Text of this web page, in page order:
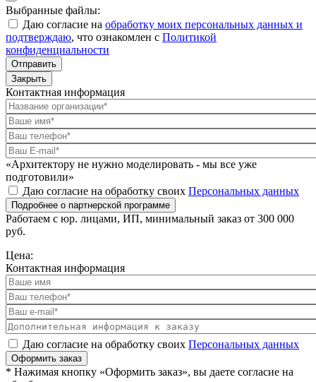
Выбранные файлы:
Даю согласие на обработку моих персональных данных и
подтверждаю, что ознакомлен с Политикой
конфиденциальности
Отправить
Закрыть
Контактная информация
«Архитектору не нужно моделировать - мы все уже
подготовили»
Даю согласие на обработку своих Персональных данных
Подробнее о партнерской программе
Работаем с юр. лицами, ИП, минимальный заказ от 300 000
руб.
Цена:
Контактная информация
Даю согласие на обработку своих Персональных данных
Оформить заказ
* Нажимая кнопку «Оформить заказ», вы даете согласие на